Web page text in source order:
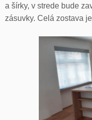
a šírky, v strede bude
zásuvky. Celá zostava